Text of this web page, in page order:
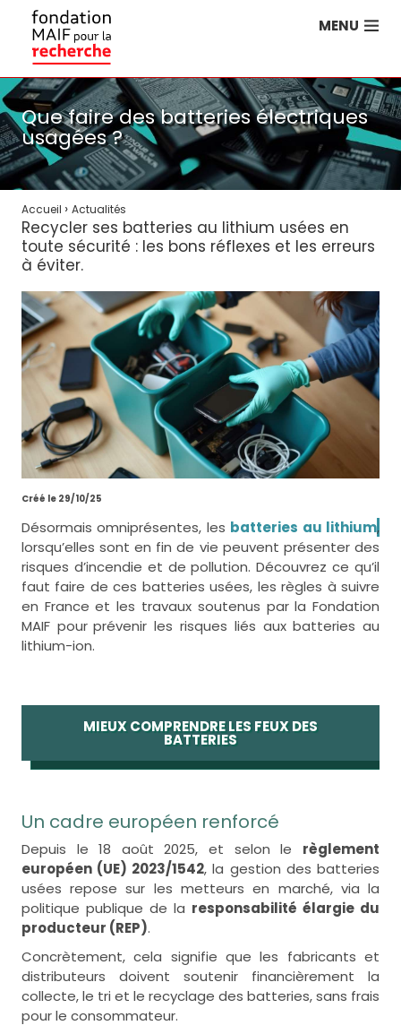
MENU
Que faire des batteries électriques
usagées ?
Accueil › Actualités
Recycler ses batteries au lithium usées en
toute sécurité : les bons réflexes et les erreurs
à éviter.
Créé le 29/10/25
Désormais omniprésentes, les batteries au lithium,
lorsqu’elles sont en fin de vie peuvent présenter des
risques d’incendie et de pollution. Découvrez ce qu’il
faut faire de ces batteries usées, les règles à suivre
en France et les travaux soutenus par la Fondation
MAIF pour prévenir les risques liés aux batteries au
lithium-ion.
MIEUX COMPRENDRE LES FEUX DES
BATTERIES
Un cadre européen renforcé
Depuis le 18 août 2025, et selon le règlement
européen (UE) 2023/1542, la gestion des batteries
usées repose sur les metteurs en marché, via la
politique publique de la responsabilité élargie du
producteur (REP).
Concrètement, cela signifie que les fabricants et
distributeurs doivent soutenir financièrement la
collecte, le tri et le recyclage des batteries, sans frais
pour le consommateur.